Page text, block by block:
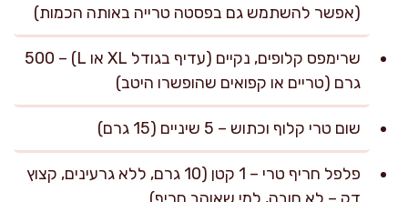
(אפשר להשתמש גם בפסטה טרייה באותה הכמות)
שרימפס קלופים, נקיים (עדיף בגודל XL או L) – 500
גרם (טריים או קפואים שהופשרו היטב)
שום טרי קלוף וכתוש – 5 שיניים (15 גרם)
פלפל חריף טרי – 1 קטן (10 גרם, ללא גרעינים, קצוץ